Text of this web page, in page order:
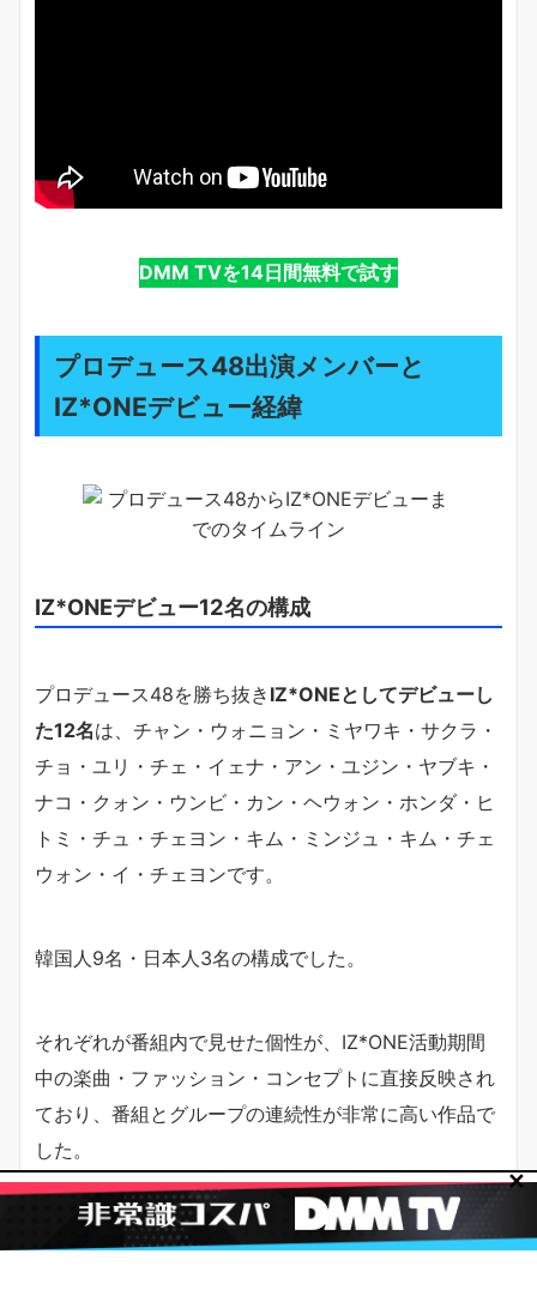
DMM TVを14日間無料で試す
プロデュース48出演メンバーと
IZ*ONEデビュー経緯
IZ*ONEデビュー12名の構成
プロデュース48を勝ち抜き IZ*ONEとしてデビューし
た12名は、チャン・ウォニョン・ミヤワキ・サクラ・
チョ・ユリ・チェ・イェナ・アン・ユジン・ヤブキ・
ナコ・クォン・ウンビ・カン・ヘウォン・ホンダ・ヒ
トミ・チュ・チェヨン・キム・ミンジュ・キム・チェ
ウォン・イ・チェヨンです。
韓国人9名・日本人3名の構成でした。
それぞれが番組内で見せた個性が、IZ*ONE活動期間
中の楽曲・ファッション・コンセプトに直接反映され
ており、番組とグループの連続性が非常に高い作品で
した。
日本人メンバー3名のその後
✕